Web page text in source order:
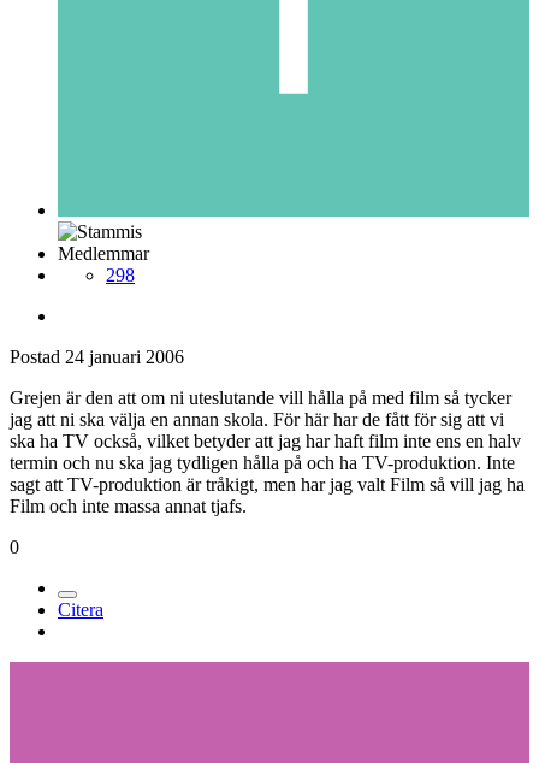
Medlemmar
298
Postad 24 januari 2006
Grejen är den att om ni uteslutande vill hålla på med film så tycker
jag att ni ska välja en annan skola. För här har de fått för sig att vi
ska ha TV också, vilket betyder att jag har haft film inte ens en halv
termin och nu ska jag tydligen hålla på och ha TV-produktion. Inte
sagt att TV-produktion är tråkigt, men har jag valt Film så vill jag ha
Film och inte massa annat tjafs.
0
Citera